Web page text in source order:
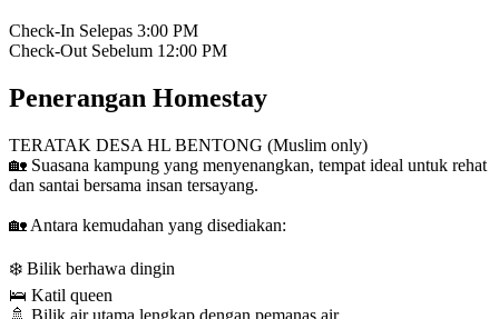
Check-In Selepas 3:00 PM
Check-Out Sebelum 12:00 PM
Penerangan Homestay
TERATAK DESA HL BENTONG (Muslim only)
🏡 Suasana kampung yang menyenangkan, tempat ideal untuk rehat
dan santai bersama insan tersayang.
🏡 Antara kemudahan yang disediakan:
❄️ Bilik berhawa dingin
🛌 Katil queen
🚿 Bilik air utama lengkap dengan pemanas air